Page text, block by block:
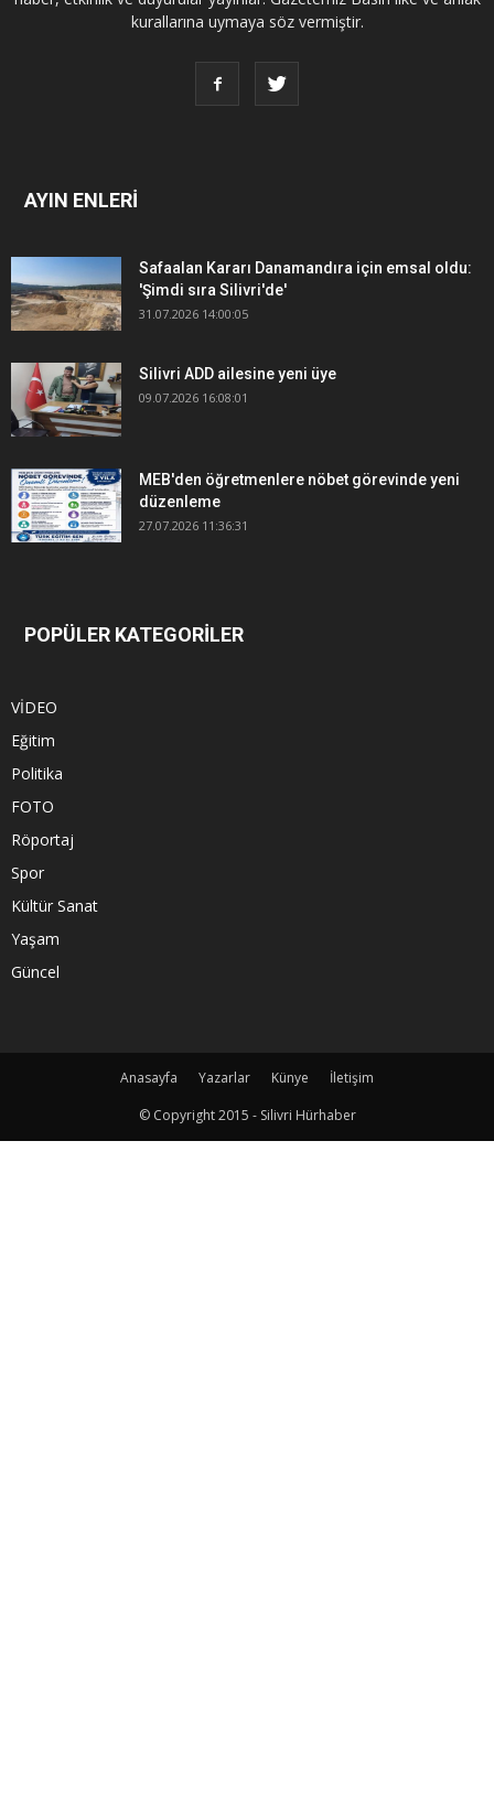
kurallarına uymaya söz vermiştir.
AYIN ENLERİ
Safaalan Kararı Danamandıra için emsal oldu:
'Şimdi sıra Silivri'de'
31.07.2026 14:00:05
Silivri ADD ailesine yeni üye
09.07.2026 16:08:01
MEB'den öğretmenlere nöbet görevinde yeni
düzenleme
27.07.2026 11:36:31
POPÜLER KATEGORİLER
VİDEO
Eğitim
Politika
FOTO
Röportaj
Spor
Kültür Sanat
Yaşam
Güncel
Anasayfa Yazarlar Künye
İletişim
© Copyright 2015 - Silivri Hürhaber